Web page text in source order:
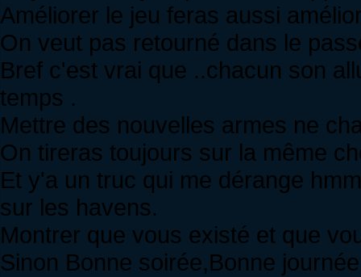
Améliorer le jeu feras aussi
On veut pas retourné dans le
Bref c'est vrai que ..chacun son
temps .
Mettre des nouvelles armes ne
On tireras toujours sur la même
Et y'a un truc qui me dérange
sur les havens.
Montrer que vous existé et que
Sinon Bonne soirée,Bonne